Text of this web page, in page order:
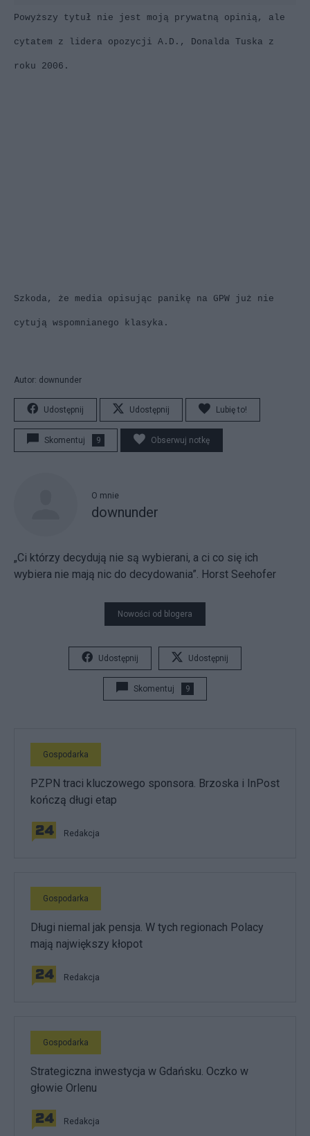
Powyższy tytuł nie jest moją prywatną opinią, ale
cytatem z lidera opozycji A.D., Donalda Tuska z
roku 2006.
Szkoda, że media opisując panikę na GPW już nie
cytują wspomnianego klasyka.
Autor: downunder
Udostępnij Udostępnij Lubię to!
Skomentuj 9 Obserwuj notkę
O mnie
downunder
„Ci którzy decydują nie są wybierani, a ci co się ich
wybiera nie mają nic do decydowania”. Horst Seehofer
Nowości od blogera
Udostępnij Udostępnij
Skomentuj 9
Gospodarka
PZPN traci kluczowego sponsora. Brzoska i InPost
kończą długi etap
Redakcja
Gospodarka
Długi niemal jak pensja. W tych regionach Polacy
mają największy kłopot
Redakcja
Gospodarka
Strategiczna inwestycja w Gdańsku. Oczko w
głowie Orlenu
Redakcja